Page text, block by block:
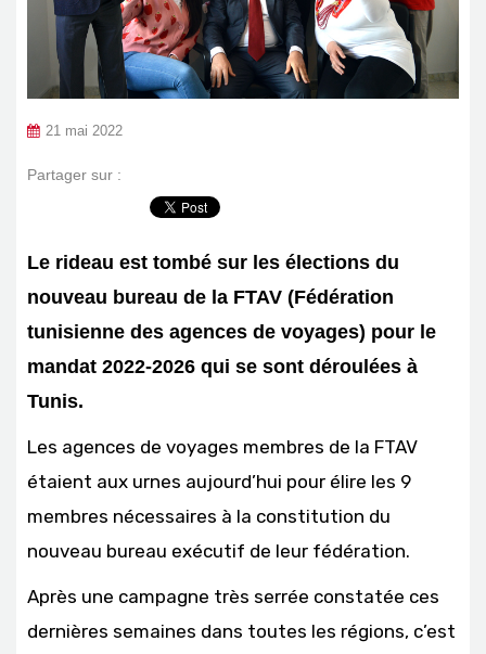
21 mai 2022
Partager sur :
Le rideau est tombé sur les élections du
nouveau bureau de la FTAV (Fédération
tunisienne des agences de voyages) pour le
mandat 2022-2026 qui se sont déroulées à
Tunis.
Les agences de voyages membres de la FTAV
étaient aux urnes aujourd’hui pour élire les 9
membres nécessaires à la constitution du
nouveau bureau exécutif de leur fédération.
Après une campagne très serrée constatée ces
dernières semaines dans toutes les régions, c’est